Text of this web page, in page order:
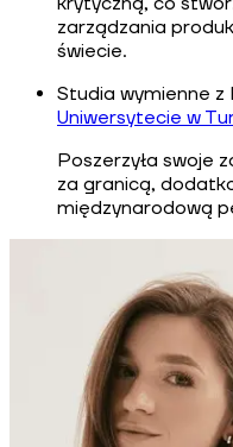
zarządzania
świecie.
Studia wymienne z
Uniwersytecie w
Poszerzyła swoje
za granicą,
międzynarodową